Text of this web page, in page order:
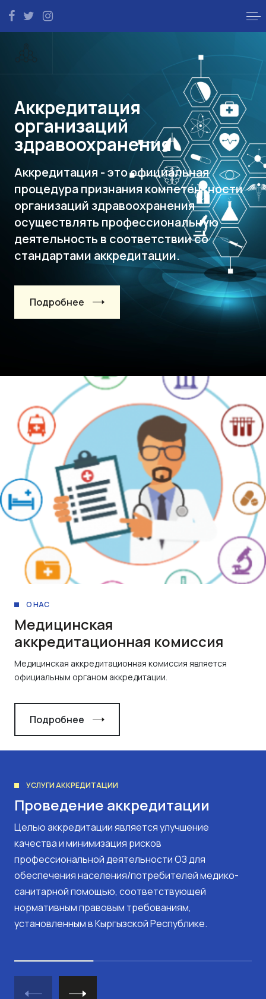
Аккредитация
организаций
здравоохранения
Аккредитация - это официальная
процедура признания компетентности
организаций здравоохранения
осуществлять профессиональную
деятельность в соответствии со
стандартами аккредитации.
Подробнее
О НАС
Медицинская
аккредитационная комиссия
Медицинская аккредитационная комиссия является
официальным органом аккредитации.
Подробнее
УСЛУГИ АККРЕДИТАЦИИ
Проведение аккредитации
Целью аккредитации является улучшение
качества и минимизация рисков
профессиональной деятельности ОЗ для
обеспечения населения/потребителей медико-
санитарной помощью, соответствующей
нормативным правовым требованиям,
установленным в Кыргызской Республике.